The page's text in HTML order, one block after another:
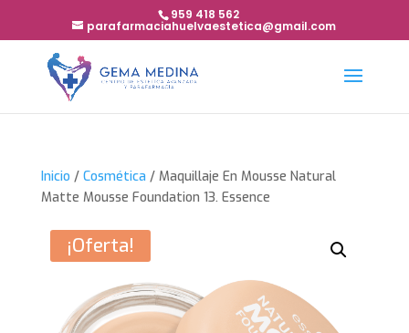
959 418 562
parafarmaciahuelvaestetica@gmail.com
Inicio / Cosmética / Maquillaje En Mousse Natural
Matte Mousse Foundation 13. Essence
¡Oferta!